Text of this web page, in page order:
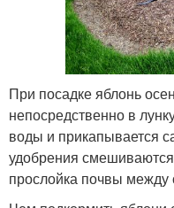
При посадке яблонь
непосредственно в
воды и прикапывается
удобрения
прослойка почвы